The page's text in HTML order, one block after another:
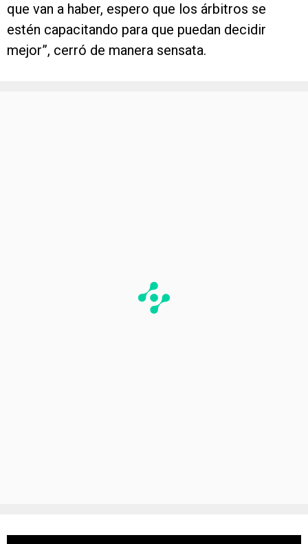
que van a haber, espero que los árbitros se
estén capacitando para que puedan decidir
mejor”, cerró de manera sensata.